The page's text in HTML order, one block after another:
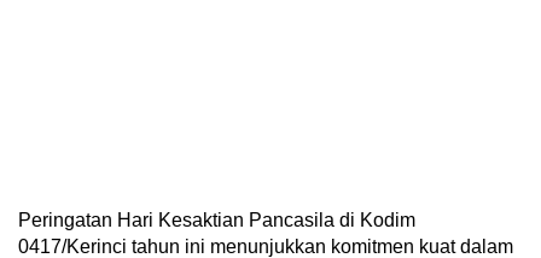
Peringatan Hari Kesaktian Pancasila di Kodim
0417/Kerinci tahun ini menunjukkan komitmen kuat dalam